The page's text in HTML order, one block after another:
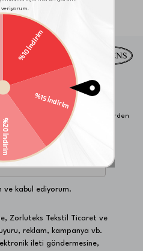
içeriklerden, güncellemelerden
olabilirsiniz.
ve kabul ediyorum.
Zorluteks Tekstil Ticaret ve
reklam, kampanya vb.
ileti göndermesine,